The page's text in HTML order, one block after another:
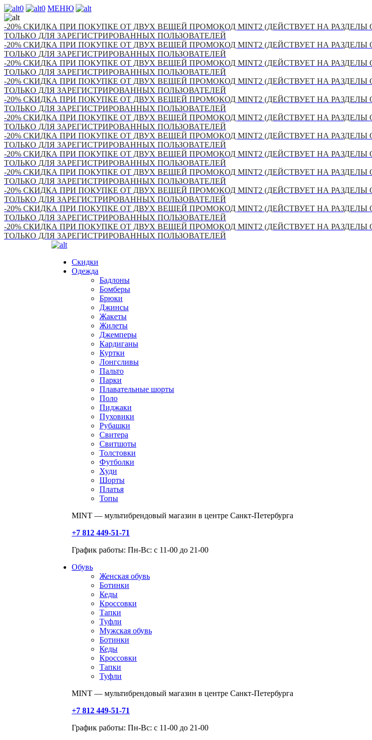
0 0 МЕНЮ
-20% СКИДКА ПРИ ПОКУПКЕ ОТ ДВУХ ВЕЩЕЙ ПРОМОКОД MINT2 (ДЕЙСТВУЕТ НА
ТОЛЬКО ДЛЯ ЗАРЕГИСТРИРОВАННЫХ ПОЛЬЗОВАТЕЛЕЙ
-20% СКИДКА ПРИ ПОКУПКЕ ОТ ДВУХ ВЕЩЕЙ ПРОМОКОД MINT2 (ДЕЙСТВУЕТ НА
ТОЛЬКО ДЛЯ ЗАРЕГИСТРИРОВАННЫХ ПОЛЬЗОВАТЕЛЕЙ
-20% СКИДКА ПРИ ПОКУПКЕ ОТ ДВУХ ВЕЩЕЙ ПРОМОКОД MINT2 (ДЕЙСТВУЕТ НА
ТОЛЬКО ДЛЯ ЗАРЕГИСТРИРОВАННЫХ ПОЛЬЗОВАТЕЛЕЙ
-20% СКИДКА ПРИ ПОКУПКЕ ОТ ДВУХ ВЕЩЕЙ ПРОМОКОД MINT2 (ДЕЙСТВУЕТ НА
ТОЛЬКО ДЛЯ ЗАРЕГИСТРИРОВАННЫХ ПОЛЬЗОВАТЕЛЕЙ
-20% СКИДКА ПРИ ПОКУПКЕ ОТ ДВУХ ВЕЩЕЙ ПРОМОКОД MINT2 (ДЕЙСТВУЕТ НА
ТОЛЬКО ДЛЯ ЗАРЕГИСТРИРОВАННЫХ ПОЛЬЗОВАТЕЛЕЙ
-20% СКИДКА ПРИ ПОКУПКЕ ОТ ДВУХ ВЕЩЕЙ ПРОМОКОД MINT2 (ДЕЙСТВУЕТ НА
ТОЛЬКО ДЛЯ ЗАРЕГИСТРИРОВАННЫХ ПОЛЬЗОВАТЕЛЕЙ
-20% СКИДКА ПРИ ПОКУПКЕ ОТ ДВУХ ВЕЩЕЙ ПРОМОКОД MINT2 (ДЕЙСТВУЕТ НА
ТОЛЬКО ДЛЯ ЗАРЕГИСТРИРОВАННЫХ ПОЛЬЗОВАТЕЛЕЙ
-20% СКИДКА ПРИ ПОКУПКЕ ОТ ДВУХ ВЕЩЕЙ ПРОМОКОД MINT2 (ДЕЙСТВУЕТ НА
ТОЛЬКО ДЛЯ ЗАРЕГИСТРИРОВАННЫХ ПОЛЬЗОВАТЕЛЕЙ
-20% СКИДКА ПРИ ПОКУПКЕ ОТ ДВУХ ВЕЩЕЙ ПРОМОКОД MINT2 (ДЕЙСТВУЕТ НА
ТОЛЬКО ДЛЯ ЗАРЕГИСТРИРОВАННЫХ ПОЛЬЗОВАТЕЛЕЙ
-20% СКИДКА ПРИ ПОКУПКЕ ОТ ДВУХ ВЕЩЕЙ ПРОМОКОД MINT2 (ДЕЙСТВУЕТ НА
ТОЛЬКО ДЛЯ ЗАРЕГИСТРИРОВАННЫХ ПОЛЬЗОВАТЕЛЕЙ
-20% СКИДКА ПРИ ПОКУПКЕ ОТ ДВУХ ВЕЩЕЙ ПРОМОКОД MINT2 (ДЕЙСТВУЕТ НА
ТОЛЬКО ДЛЯ ЗАРЕГИСТРИРОВАННЫХ ПОЛЬЗОВАТЕЛЕЙ
-20% СКИДКА ПРИ ПОКУПКЕ ОТ ДВУХ ВЕЩЕЙ ПРОМОКОД MINT2 (ДЕЙСТВУЕТ НА
ТОЛЬКО ДЛЯ ЗАРЕГИСТРИРОВАННЫХ ПОЛЬЗОВАТЕЛЕЙ
Скидки
Одежда
Бадлоны
Бомберы
Брюки
Джинсы
Жакеты
Жилеты
Джемперы
Кардиганы
Куртки
Лонгсливы
Пальто
Парки
Плавательные шорты
Поло
Пиджаки
Пуховики
Рубашки
Свитера
Свитшоты
Толстовки
Футболки
Худи
Шорты
Платья
Топы
MINT — мультибрендовый магазин в центре Санкт-Петербурга
+7 812 449-51-71
График работы: Пн-Вс: с 11-00 до 21-00
Обувь
Женская обувь
Ботинки
Кеды
Кроссовки
Тапки
Туфли
Мужская обувь
Ботинки
Кеды
Кроссовки
Тапки
Туфли
MINT — мультибрендовый магазин в центре Санкт-Петербурга
+7 812 449-51-71
График работы: Пн-Вс: с 11-00 до 21-00